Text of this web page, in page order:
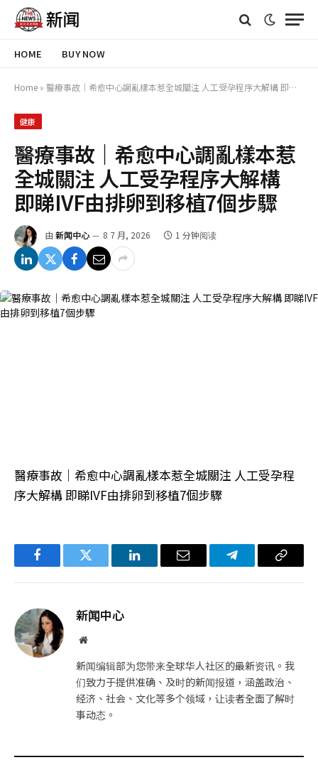
HOME BUY NOW
Home » 醫療事故｜希愈中心調亂樣本惹全城關注 人工受孕程序大解構 即睇IVF由排卵到移植7個步驟
健康
醫療事故｜希愈中心調亂樣本惹
全城關注 人工受孕程序大解構
即睇IVF由排卵到移植7個步驟
由 新闻中心 8 7 月, 2026 1 分钟阅读
醫療事故｜希愈中心調亂樣本惹全城關注 人工受孕程
序大解構 即睇IVF由排卵到移植7個步驟
FacebookTwitter LinkedIn电
Telegram复
新闻中心
网
新闻编辑部为您带来全球华人社区的最新资讯。我
们致力于提供准确、及时的新闻报道，涵盖政治、
经济、社会、文化等多个领域，让读者全面了解时
事动态。